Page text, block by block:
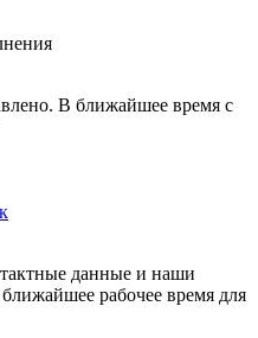
В ближайшее время с
данные и наши
рабочее время для